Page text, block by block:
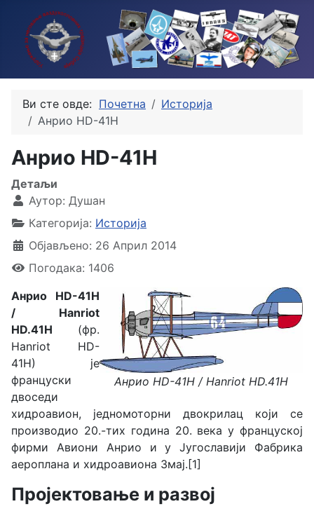
Ви сте овде: Почетна
Историја
Анрио HD-41H
Анрио HD-41H
Детаљи
Аутор: Душан
Категорија: Историја
Објављено: 26 Април 2014
Погодака: 1406
Анрио HD-41H / Hanriot HD.41H
Анрио HD-41H
/ Hanriot
HD.41H (фр.
Hanriot HD-
41H) је
француски
двоседи
хидроавион, једномоторни двокрилац који се
производио 20.-тих година 20. века у француској
фирми Авиони Анрио и у Југославији Фабрика
аероплана и хидроавиона Змај.[1]
Пројектовање и развој